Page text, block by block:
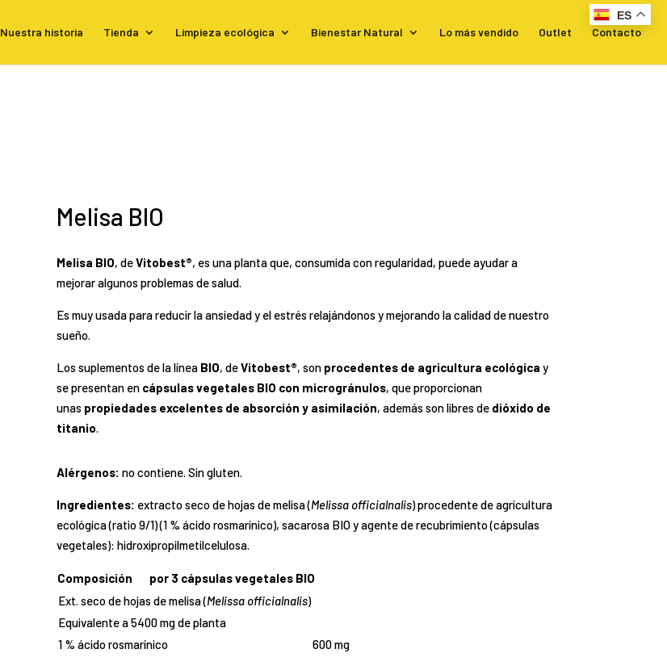
Nuestra historia Tienda Limpieza ecológica Bienestar Natural Lo más vendido Outlet Contacto
Melisa BIO
Melisa BIO, deVitobest®, es una planta que, consumida con regularidad, puede ayudar a
mejorar algunos problemas de salud.
Es muy usada para reducir la ansiedad y el estrés relajándonos y mejorando la calidad de nuestro
sueño.
Los suplementos de la línea BIO, deVitobest®, son procedentes de agricultura ecológica y
se presentan en cápsulas vegetales BIO con microgránulos, que proporcionan
unas propiedades excelentes de absorción y asimilación, además son libres de dióxido de
titanio.
Alérgenos: no contiene. Sin gluten.
Ingredientes: extracto seco de hojas de melisa (Melissa officialnalis) procedente de agricultura
ecológica (ratio 9/1) (1 % ácido rosmarínico), sacarosa BIO y agente de recubrimiento (cápsulas
vegetales): hidroxipropilmetilcelulosa.
Composición
por 3 cápsulas vegetales BIO
Ext. seco de hojas de melisa (Melissa officialnalis)
Equivalente a 5400 mg de planta
1 % ácido rosmarínico
600 mg
ES